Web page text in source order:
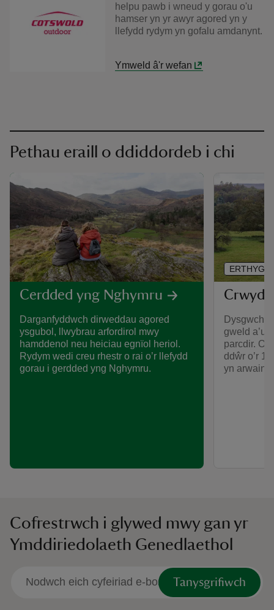
helpu pawb i wneud y gorau o'u
hamser yn yr awyr agored yn y
llefydd rydym yn gofalu amdanynt.
Ymweld â'r wefan
Pethau eraill o ddiddordeb i chi
Cerdded yng Nghymru
Darganfyddwch dirweddau agored
ysgubol, llwybrau arfordirol mwy
hamddenol neu heiciau egnïol heriol.
Rydym wedi creu rhestr o rai o’r llefydd
gorau i gerdded yng Nghymru.
Dysgwch
gweld a’u
parcdir. O
ddŵr o’r
yn arwain
ERTHYGL
Cofrestrwch i glywed mwy gan yr
Ymddiriedolaeth Genedlaethol
Tanysgrifiwch